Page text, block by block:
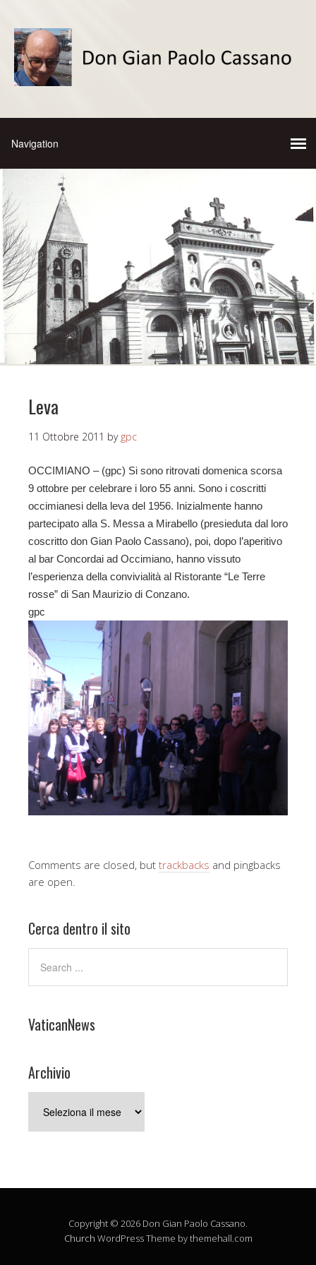
Leva
11 Ottobre 2011 by gpc
OCCIMIANO – (gpc) Si sono ritrovati domenica scorsa
9 ottobre per celebrare i loro 55 anni. Sono i coscritti
occimianesi della leva del 1956. Inizialmente hanno
partecipato alla S. Messa a Mirabello (presieduta dal loro
coscritto don Gian Paolo Cassano), poi, dopo l’aperitivo
al bar Concordai ad Occimiano, hanno vissuto
l’esperienza della convivialità al Ristorante “Le Terre
rosse” di San Maurizio di Conzano.
gpc
Comments are closed, but trackbacks and pingbacks
are open.
Cerca dentro il sito
VaticanNews
Archivio
Copyright © 2026 Don Gian Paolo Cassano.
Church WordPress Theme by themehall.com